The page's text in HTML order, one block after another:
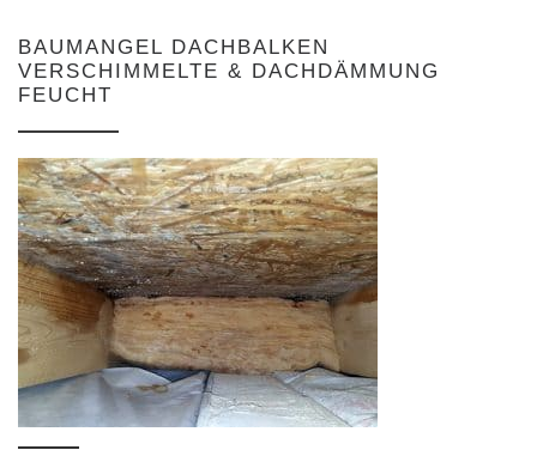
BAUMANGEL DACHBALKEN
VERSCHIMMELTE & DACHDÄMMUNG
FEUCHT